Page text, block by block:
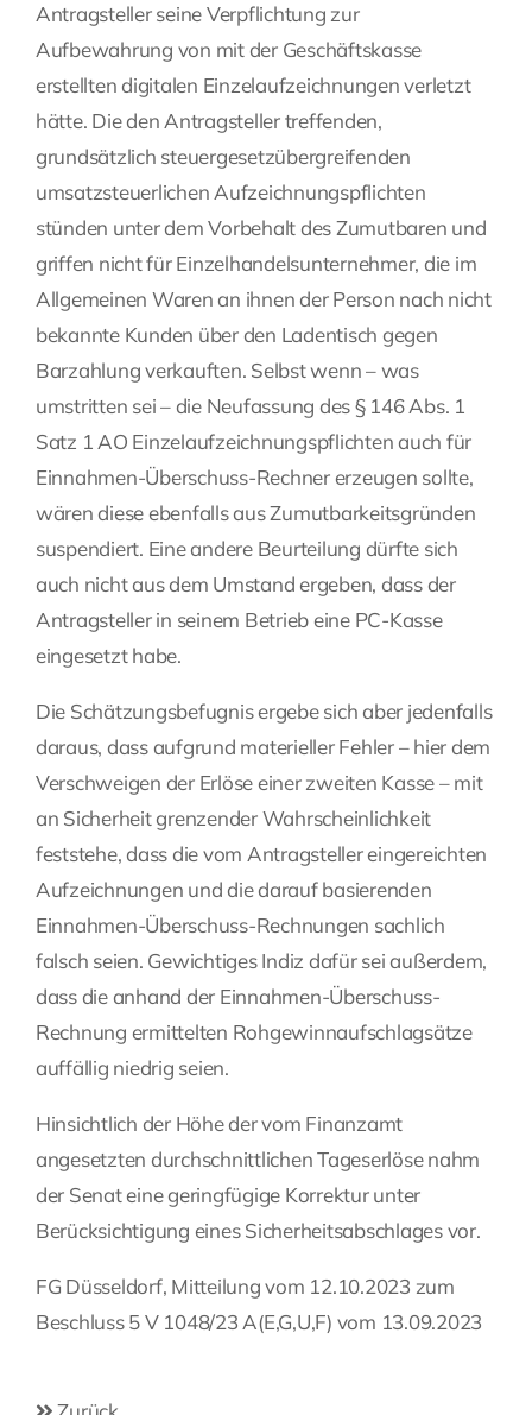
Antragsteller seine Verpflichtung zur
Aufbewahrung von mit der Geschäftskasse
erstellten digitalen Einzelaufzeichnungen verletzt
hätte. Die den Antragsteller treffenden,
grundsätzlich steuergesetzübergreifenden
umsatzsteuerlichen Aufzeichnungspflichten
stünden unter dem Vorbehalt des Zumutbaren und
griffen nicht für Einzelhandelsunternehmer, die im
Allgemeinen Waren an ihnen der Person nach nicht
bekannte Kunden über den Ladentisch gegen
Barzahlung verkauften. Selbst wenn – was
umstritten sei – die Neufassung des § 146 Abs. 1
Satz 1 AO Einzelaufzeichnungspflichten auch für
Einnahmen-Überschuss-Rechner erzeugen sollte,
wären diese ebenfalls aus Zumutbarkeitsgründen
suspendiert. Eine andere Beurteilung dürfte sich
auch nicht aus dem Umstand ergeben, dass der
Antragsteller in seinem Betrieb eine PC-Kasse
eingesetzt habe.
Die Schätzungsbefugnis ergebe sich aber jedenfalls
daraus, dass aufgrund materieller Fehler – hier dem
Verschweigen der Erlöse einer zweiten Kasse – mit
an Sicherheit grenzender Wahrscheinlichkeit
feststehe, dass die vom Antragsteller eingereichten
Aufzeichnungen und die darauf basierenden
Einnahmen-Überschuss-Rechnungen sachlich
falsch seien. Gewichtiges Indiz dafür sei außerdem,
dass die anhand der Einnahmen-Überschuss-
Rechnung ermittelten Rohgewinnaufschlagsätze
auffällig niedrig seien.
Hinsichtlich der Höhe der vom Finanzamt
angesetzten durchschnittlichen Tageserlöse nahm
der Senat eine geringfügige Korrektur unter
Berücksichtigung eines Sicherheitsabschlages vor.
FG Düsseldorf, Mitteilung vom 12.10.2023 zum
Beschluss 5 V 1048/23 A(E,G,U,F) vom 13.09.2023